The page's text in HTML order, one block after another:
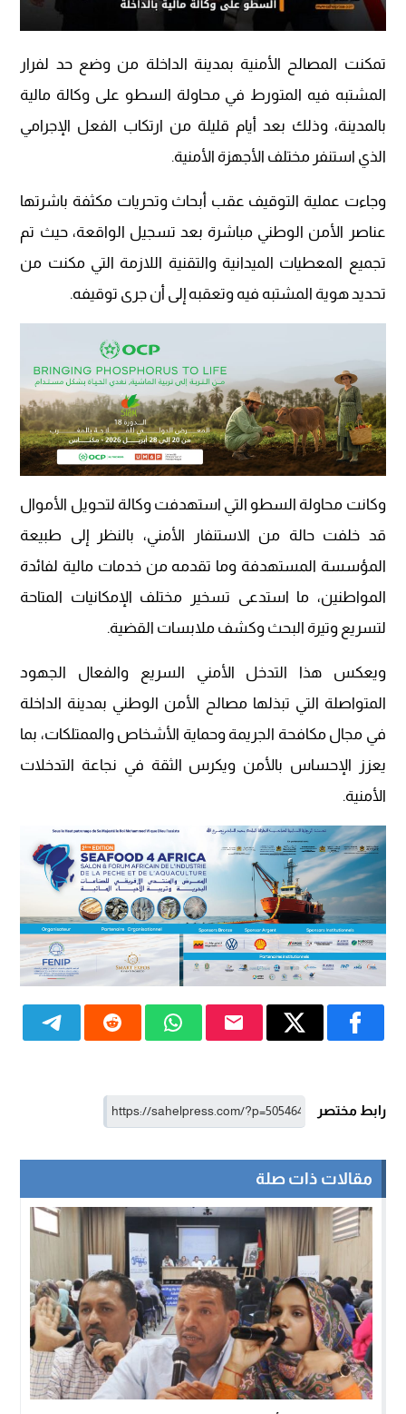
تمكنت المصالح الأمنية بمدينة الداخلة من وضع حد لفرار
المشتبه فيه المتورط في محاولة السطو على وكالة مالية
بالمدينة، وذلك بعد أيام قليلة من ارتكاب الفعل الإجرامي
الذي استنفر مختلف الأجهزة الأمنية.
وجاءت عملية التوقيف عقب أبحاث وتحريات مكثفة باشرتها
عناصر الأمن الوطني مباشرة بعد تسجيل الواقعة، حيث تم
تجميع المعطيات الميدانية والتقنية اللازمة التي مكنت من
تحديد هوية المشتبه فيه وتعقبه إلى أن جرى توقيفه.
وكانت محاولة السطو التي استهدفت وكالة لتحويل الأموال
قد خلفت حالة من الاستنفار الأمني، بالنظر إلى طبيعة
المؤسسة المستهدفة وما تقدمه من خدمات مالية لفائدة
المواطنين، ما استدعى تسخير مختلف الإمكانيات المتاحة
لتسريع وتيرة البحث وكشف ملابسات القضية.
ويعكس هذا التدخل الأمني السريع والفعال الجهود
المتواصلة التي تبذلها مصالح الأمن الوطني بمدينة الداخلة
في مجال مكافحة الجريمة وحماية الأشخاص والممتلكات، بما
يعزز الإحساس بالأمن ويكرس الثقة في نجاعة التدخلات
الأمنية.
رابط مختصر
مقالات ذات صلة